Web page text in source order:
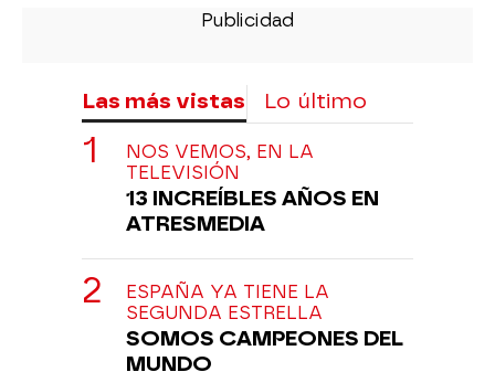
Las más vistas Lo último
NOS VEMOS, EN LA
TELEVISIÓN
13 INCREÍBLES AÑOS EN
ATRESMEDIA
ESPAÑA YA TIENE LA
SEGUNDA ESTRELLA
SOMOS CAMPEONES DEL
MUNDO